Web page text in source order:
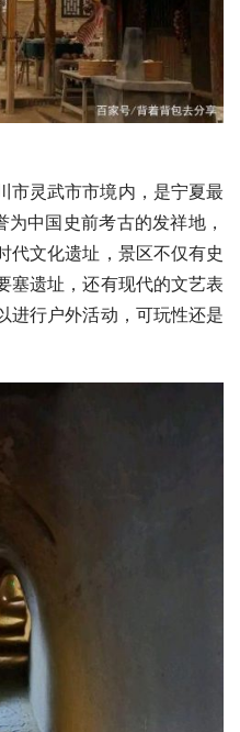
市灵武市市境内，是宁夏最
中国史前考古的发祥地，
代文化遗址，景区不仅有史
塞遗址，还有现代的文艺表
进行户外活动，可玩性还是